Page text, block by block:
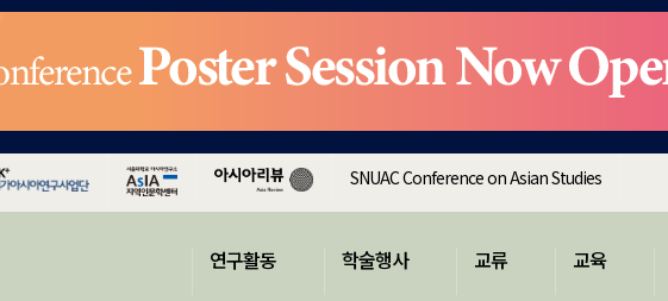
SNUAC Conference on Asian Studies
연구활동 학술행사 교류 교육